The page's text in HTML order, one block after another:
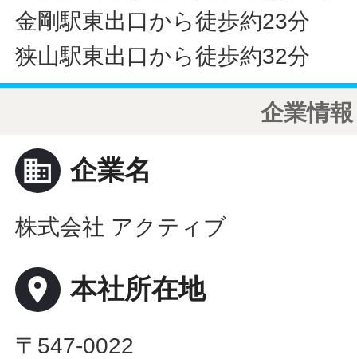
金剛駅東出口から徒歩約23分
狭山駅東出口から徒歩約32分
企業情報
business 企業名
株式会社 アクティブ
place 本社所在地
〒547-0022